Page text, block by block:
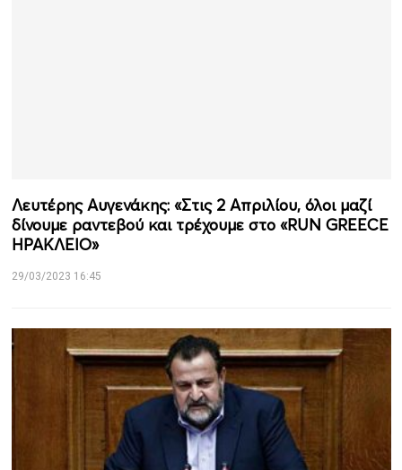
Λευτέρης Αυγενάκης: «Στις 2 Απριλίου, όλοι μαζί
δίνουμε ραντεβού και τρέχουμε στο «RUN GREECE
ΗΡΑΚΛΕΙΟ»
29/03/2023 16:45